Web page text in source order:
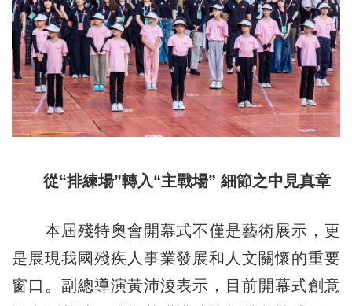
從“排練場”轉入“主戰場” 細節之中見真章
本屆殘特奧會開幕式不僅是藝術展示，更
是展現我國殘疾人事業發展和人文關懷的重要
窗口。副總導演黃沛淩表示，目前開幕式創意